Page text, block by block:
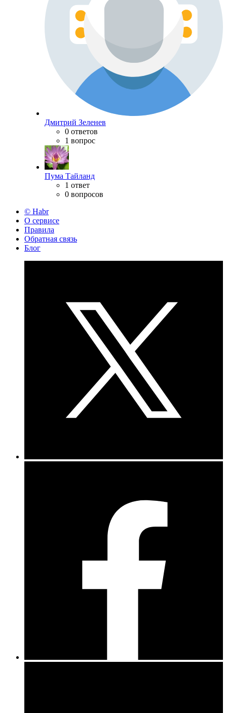
Дмитрий Зеленев
0 ответов
1 вопрос
Пума Тайланд
1 ответ
0 вопросов
© Habr
О сервисе
Правила
Обратная связь
Блог